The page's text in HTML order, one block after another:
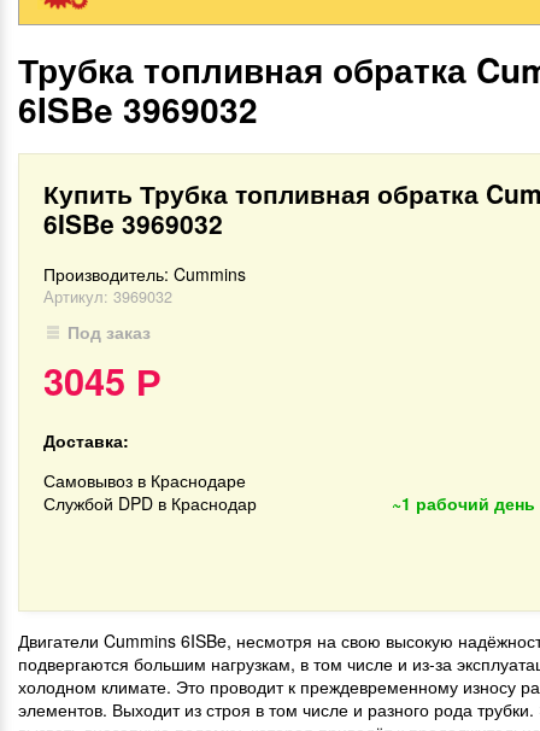
Трубка топливная обратка
6ISBe 3969032
Купить Трубка топливная обратка
6ISBe 3969032
Производитель: Cummins
Артикул: 3969032
Под заказ
3045 Р
Доставка:
Самовывоз в Краснодаре
Службой DPD в Краснодар
~1 рабочий день
Двигатели Cummins 6ISBe, несмотря на свою высокую
подвергаются большим нагрузкам, в том числе и из-за
холодном климате. Это проводит к преждевременному износу
элементов. Выходит из строя в том числе и разного рода